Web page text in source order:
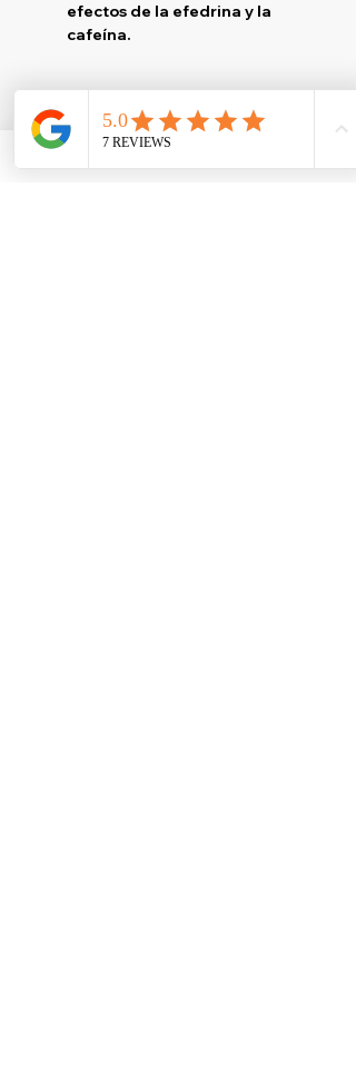
efectos de la efedrina y la
cafeína.
Instrucciones de uso:
Como
suplemento dietético, toma 1-2
tabletas por la mañana y 1 tableta
después del almuerzo. No